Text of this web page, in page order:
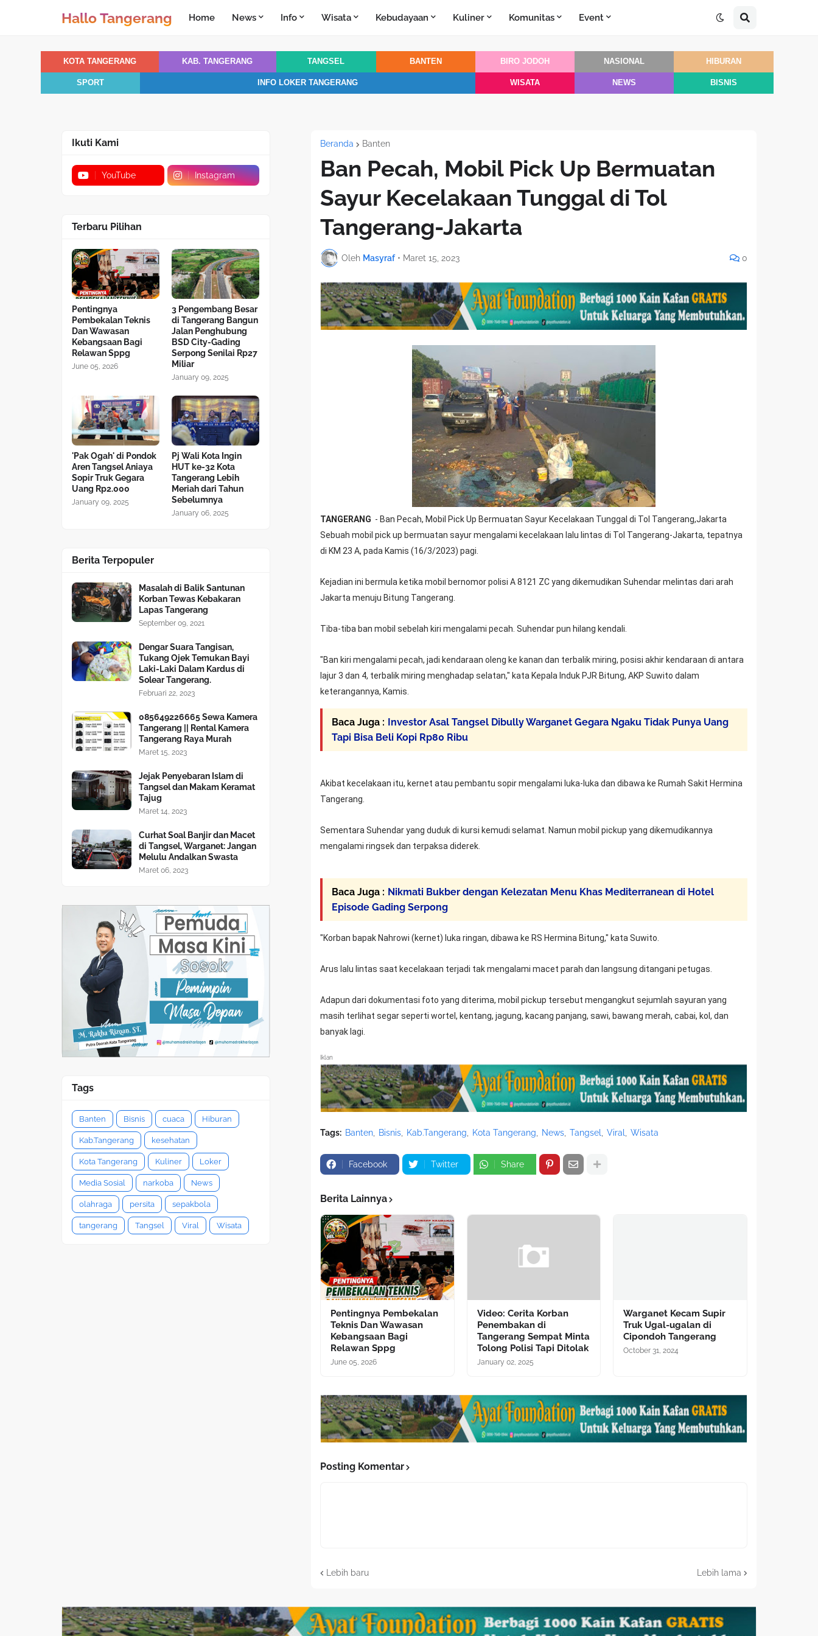
Hallo Tangerang Home News Info Wisata Kebudayaan Kuliner Komunitas Event
KOTA TANGERANG KAB. TANGERANG TANGSEL BANTEN BIRO JODOH NASIONAL HIBURAN
SPORT INFO LOKER TANGERANG WISATA NEWS BISNIS
Beranda Banten
Ban Pecah, Mobil Pick Up Bermuatan
Sayur Kecelakaan Tunggal di Tol
Tangerang-Jakarta
Oleh Masyraf • Maret 15, 2023 0
TANGERANG - Ban Pecah, Mobil Pick Up Bermuatan Sayur Kecelakaan Tunggal di Tol Tangerang,Jakarta
Sebuah mobil pick up bermuatan sayur mengalami kecelakaan lalu lintas di Tol Tangerang-Jakarta, tepatnya
di KM 23 A, pada Kamis (16/3/2023) pagi.
Kejadian ini bermula ketika mobil bernomor polisi A 8121 ZC yang dikemudikan Suhendar melintas dari arah
Jakarta menuju Bitung Tangerang.
Tiba-tiba ban mobil sebelah kiri mengalami pecah. Suhendar pun hilang kendali.
"Ban kiri mengalami pecah, jadi kendaraan oleng ke kanan dan terbalik miring, posisi akhir kendaraan di antara
lajur 3 dan 4, terbalik miring menghadap selatan," kata Kepala Induk PJR Bitung, AKP Suwito dalam
keterangannya, Kamis.
Baca Juga : Investor Asal Tangsel Dibully Warganet Gegara Ngaku Tidak Punya Uang
Tapi Bisa Beli Kopi Rp80 Ribu
Akibat kecelakaan itu, kernet atau pembantu sopir mengalami luka-luka dan dibawa ke Rumah Sakit Hermina
Tangerang.
Sementara Suhendar yang duduk di kursi kemudi selamat. Namun mobil pickup yang dikemudikannya
mengalami ringsek dan terpaksa diderek.
Baca Juga : Nikmati Bukber dengan Kelezatan Menu Khas Mediterranean di Hotel
Episode Gading Serpong
"Korban bapak Nahrowi (kernet) luka ringan, dibawa ke RS Hermina Bitung," kata Suwito.
Arus lalu lintas saat kecelakaan terjadi tak mengalami macet parah dan langsung ditangani petugas.
Adapun dari dokumentasi foto yang diterima, mobil pickup tersebut mengangkut sejumlah sayuran yang
masih terlihat segar seperti wortel, kentang, jagung, kacang panjang, sawi, bawang merah, cabai, kol, dan
banyak lagi.
Iklan
Tags: Banten Bisnis Kab.Tangerang Kota Tangerang News Tangsel Viral Wisata
Facebook Twitter Share
Berita Lainnya
Pentingnya Pembekalan
Teknis Dan Wawasan
Kebangsaan Bagi
Relawan Sppg
June 05, 2026
Video: Cerita Korban
Penembakan di
Tangerang Sempat Minta
Tolong Polisi Tapi Ditolak
January 02, 2025
Warganet Kecam Supir
Truk Ugal-ugalan di
Cipondoh Tangerang
October 31, 2024
Posting Komentar
Lebih baru Lebih lama
Ikuti Kami
YouTube Instagram
Terbaru Pilihan
Pentingnya
Pembekalan Teknis
Dan Wawasan
Kebangsaan Bagi
Relawan Sppg
June 05, 2026
3 Pengembang Besar
di Tangerang Bangun
Jalan Penghubung
BSD City-Gading
Serpong Senilai Rp27
Miliar
January 09, 2025
'Pak Ogah' di Pondok
Aren Tangsel Aniaya
Sopir Truk Gegara
Uang Rp2.000
January 09, 2025
Pj Wali Kota Ingin
HUT ke-32 Kota
Tangerang Lebih
Meriah dari Tahun
Sebelumnya
January 06, 2025
Berita Terpopuler
Masalah di Balik Santunan
Korban Tewas Kebakaran
Lapas Tangerang
September 09, 2021
Dengar Suara Tangisan,
Tukang Ojek Temukan Bayi
Laki-Laki Dalam Kardus di
Solear Tangerang.
Februari 22, 2023
085649226665 Sewa Kamera
Tangerang || Rental Kamera
Tangerang Raya Murah
Maret 15, 2023
Jejak Penyebaran Islam di
Tangsel dan Makam Keramat
Tajug
Maret 14, 2023
Curhat Soal Banjir dan Macet
di Tangsel, Warganet: Jangan
Melulu Andalkan Swasta
Maret 06, 2023
Tags
Banten Bisnis cuaca Hiburan
Kab.Tangerang kesehatan
Kota Tangerang Kuliner Loker
Media Sosial narkoba News
olahraga persita sepakbola
tangerang Tangsel Viral Wisata